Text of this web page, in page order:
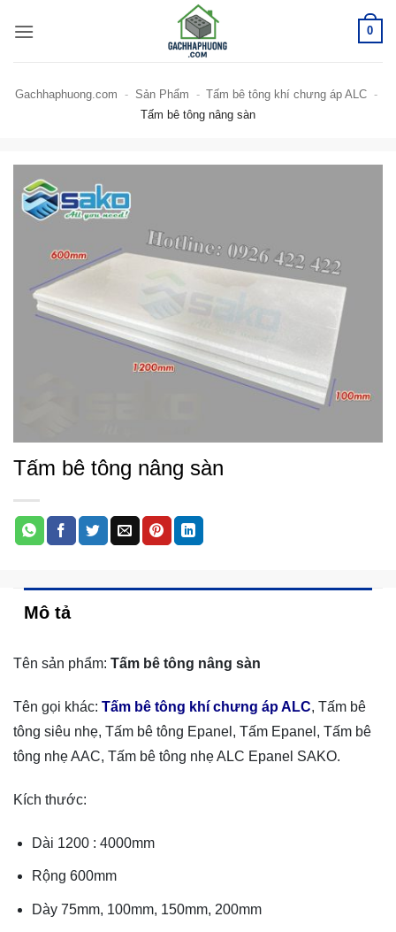
qua
0
Gachhaphuong.com - Sản Phẩm - Tấm bê tông khí chưng áp ALC -
Tấm bê tông nâng sàn
Tấm bê tông nâng sàn
Mô tả
Tên sản phẩm: Tấm bê tông nâng sàn
Tên gọi khác: Tấm bê tông khí chưng áp ALC, Tấm bê
tông siêu nhẹ, Tấm bê tông Epanel, Tấm Epanel, Tấm bê
tông nhẹ AAC, Tấm bê tông nhẹ ALC Epanel SAKO.
Kích thước:
Dài 1200 : 4000mm
Rộng 600mm
Dày 75mm, 100mm, 150mm, 200mm